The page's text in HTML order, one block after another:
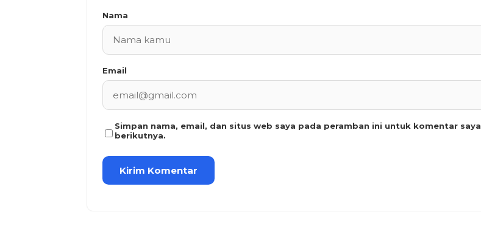
Nama
Email
Simpan nama, email, dan situs web saya pada peramban ini untuk komentar saya
berikutnya.